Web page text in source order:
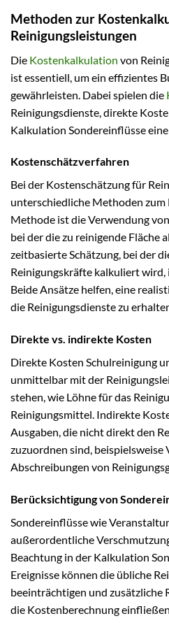
Methoden zur
Reinigungsleistungen
Die Kostenkalkulation von
ist essentiell, um ein effizientes
gewährleisten. Dabei spielen die
Reinigungsdienste, direkte
Kalkulation Sondereinflüsse eine
Kostenschätzverfahren
Bei der Kostenschätzung für
unterschiedliche Methoden zum
Methode ist die Verwendung
bei der die zu reinigende Fläche
zeitbasierte Schätzung, bei der
Reinigungskräfte kalkuliert
Beide Ansätze helfen, eine
die Reinigungsdienste zu
Direkte vs. indirekte Kosten
Direkte Kosten Schulreinigung
unmittelbar mit der
stehen, wie Löhne für das
Reinigungsmittel. Indirekte
Ausgaben, die nicht direkt den
zuzuordnen sind,
Abschreibungen von
Berücksichtigung von
Sondereinflüsse wie
außerordentliche
Beachtung in der Kalkulation
Ereignisse können die übliche
beeinträchtigen und zusätzliche
die Kostenberechnung